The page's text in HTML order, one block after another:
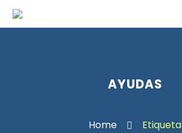
AYUDAS
Home Etiqueta